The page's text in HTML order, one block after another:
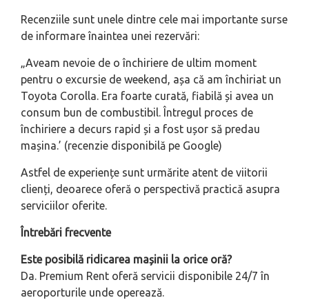
Recenziile sunt unele dintre cele mai importante surse
de informare înaintea unei rezervări:
„Aveam nevoie de o închiriere de ultim moment
pentru o excursie de weekend, așa că am închiriat un
Toyota Corolla. Era foarte curată, fiabilă și avea un
consum bun de combustibil. Întregul proces de
închiriere a decurs rapid și a fost ușor să predau
mașina.’ (recenzie disponibilă pe Google)
Astfel de experiențe sunt urmărite atent de viitorii
clienți, deoarece oferă o perspectivă practică asupra
serviciilor oferite.
Întrebări frecvente
Este posibilă ridicarea mașinii la orice oră?
Da. Premium Rent oferă servicii disponibile 24/7 în
aeroporturile unde operează.